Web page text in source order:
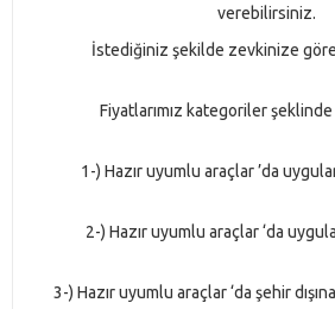
verebilirsiniz.
İstediğiniz şekilde zevkinize göre
Fiyatlarımız kategorilerşeklinde
1-) Hazır uyumlu araçlar ’da
2-) Hazır uyumlu araçlar ‘da
3-) Hazır uyumlu araçlar ‘da şehir dış